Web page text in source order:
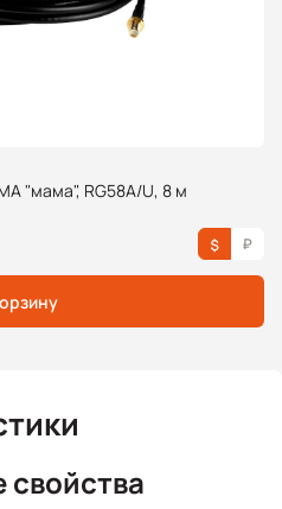
"мама", RG58A/U, 8 м
свойства